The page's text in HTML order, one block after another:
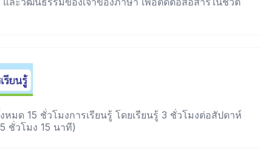
หมด 15 ชั่วโมงการเรียนรู้ โดยเรียนรู้ 3 ชั่วโมงต่อสัปดาห์
ชั่วโมง 15 นาที)